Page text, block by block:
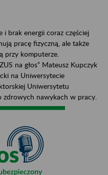
i brak energii coraz częściej
pracę fizyczną, ale także
przy komputerze.
na głos” Mateusz Kupczyk
na Uniwersytecie
Uniwersytetu
nawykach w pracy.